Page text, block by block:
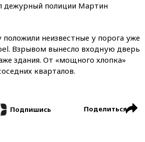
дежурный полиции Мартин
неизвестные у порога уже
Взрывом вынесло входную дверь
здания. От «мощного хлопка»
кварталов.
Подпишись Поделиться